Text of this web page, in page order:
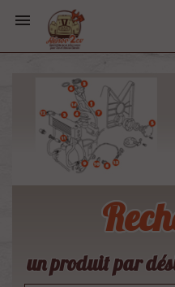

un produit par